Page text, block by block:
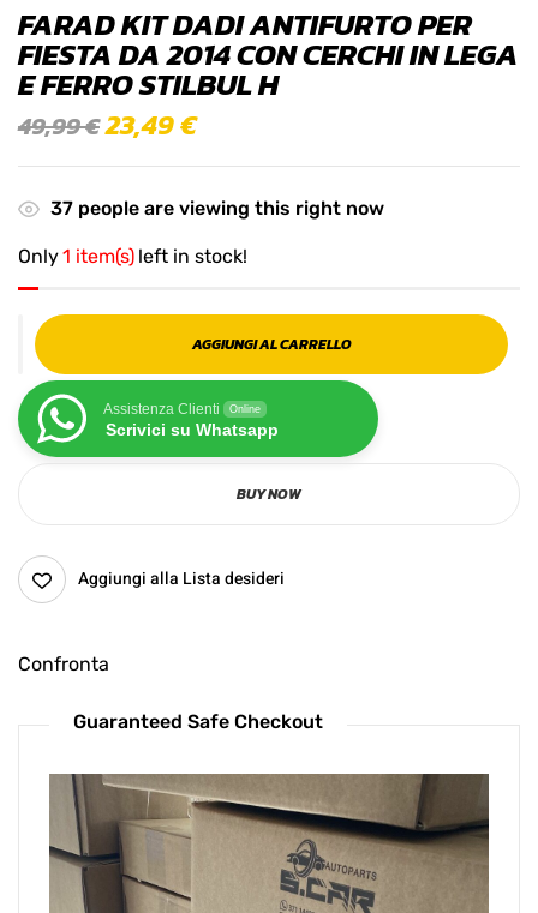
FARAD KIT DADI ANTIFURTO PER
FIESTA DA 2014 CON CERCHI IN LEGA
E FERRO STILBUL H
49,99€23,49€
37 people are viewing this right now
Only1 item(s) left in stock!
AGGIUNGI AL CARRELLO
Assistenza Clienti Online
Scrivici su Whatsapp
BUY NOW
Aggiungi alla Lista desideri
Confronta
Guaranteed Safe Checkout